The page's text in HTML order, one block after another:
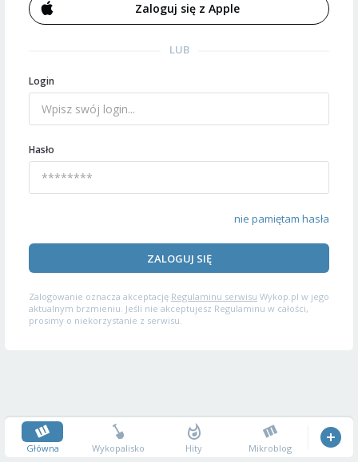
Zaloguj się z Apple
LUB
Login
Hasło
nie pamiętam hasła
ZALOGUJ SIĘ
Zalogowanie oznacza akceptację Regulaminu serwisu Wykop.pl w jego
aktualnym brzmieniu. Jeśli nie akceptujesz Regulaminu w całości,
prosimy o niekorzystanie z serwisu.
Główna Wykopalisko Hity Mikroblog